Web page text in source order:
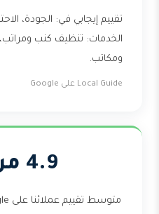
تقييم إيجابي في: الجودة،
الخدمات: تنظيف كنب
ومكاتب.
Local Guide على Google
4.9 من 5